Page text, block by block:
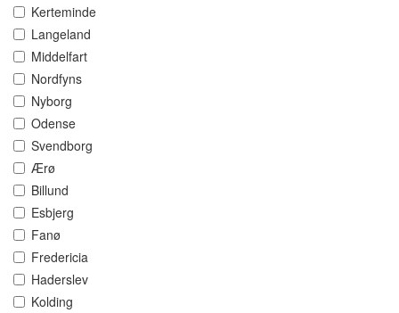
Kerteminde
Langeland
Middelfart
Nordfyns
Nyborg
Odense
Svendborg
Ærø
Billund
Esbjerg
Fanø
Fredericia
Haderslev
Kolding